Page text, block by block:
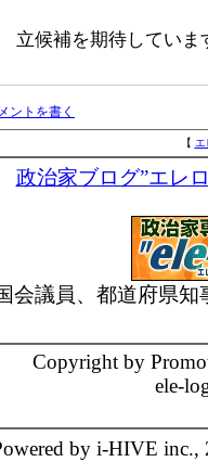
立候補を期待していま
ントを書く
【 エ
政治家ブログ”エレ
会議員、都道府県
Copyright by
ele-
by i-HIVE